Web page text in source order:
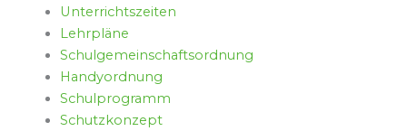
Unterrichtszeiten
Lehrpläne
Schulgemeinschaftsordnung
Handyordnung
Schulprogramm
Schutzkonzept